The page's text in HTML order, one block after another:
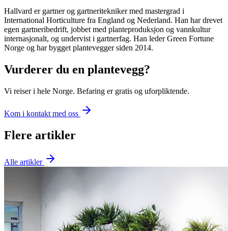
Hallvard er gartner og gartneritekniker med mastergrad i
International Horticulture fra England og Nederland. Han har drevet
egen gartneribedrift, jobbet med planteproduksjon og vannkultur
internasjonalt, og undervist i gartnerfag. Han leder Green Fortune
Norge og har bygget plantevegger siden 2014.
Vurderer du en plantevegg?
Vi reiser i hele Norge. Befaring er gratis og uforpliktende.
Kom i kontakt med oss
Flere artikler
Alle artikler